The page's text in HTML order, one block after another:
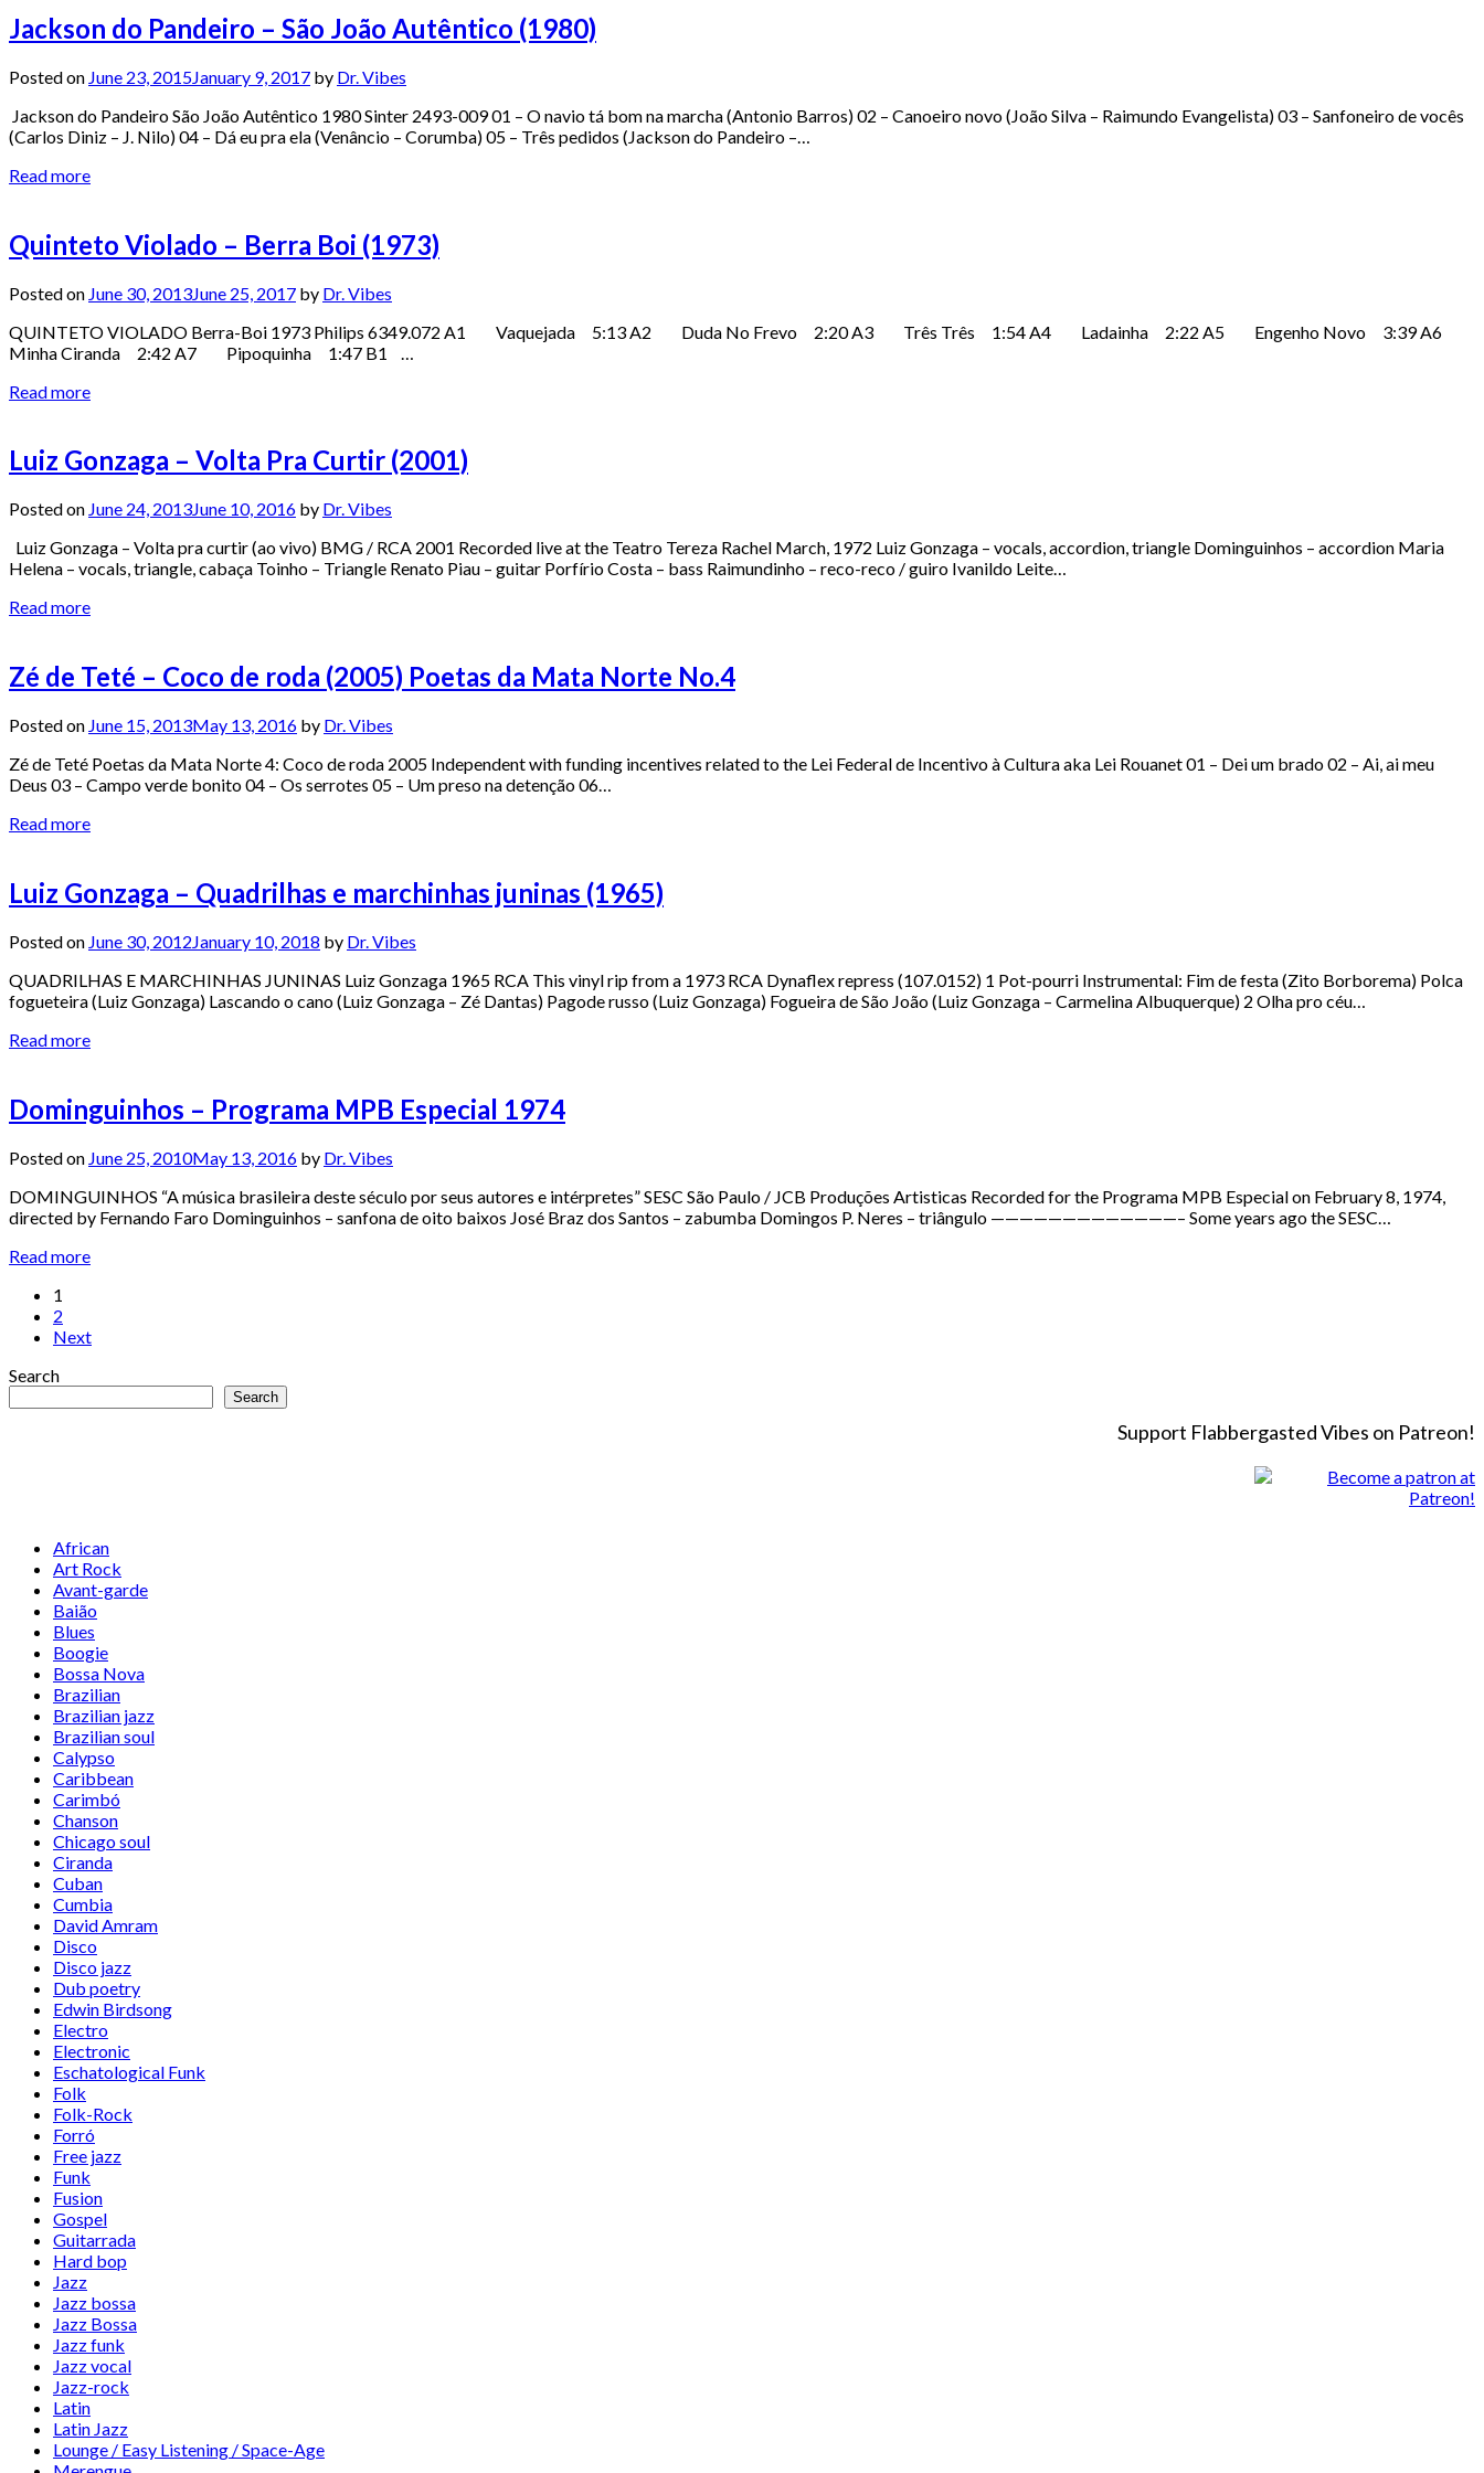
Jackson do Pandeiro – São João Autêntico (1980)
Posted on June 23, 2015January 9, 2017 by Dr. Vibes
Jackson do Pandeiro São João Autêntico 1980 Sinter 2493-009 01 – O navio tá bom na marcha (Antonio Barros) 02 – Canoeiro novo (João Silva – Raimundo Evangelista) 03 – Sanfoneiro de vocês
(Carlos Diniz – J. Nilo) 04 – Dá eu pra ela (Venâncio – Corumba) 05 – Três pedidos (Jackson do Pandeiro –…
Read more
Quinteto Violado – Berra Boi (1973)
Posted on June 30, 2013June 25, 2017 by Dr. Vibes
QUINTETO VIOLADO Berra-Boi 1973 Philips 6349.072 A1 Vaquejada 5:13 A2 Duda No Frevo 2:20 A3 Três Três 1:54 A4 Ladainha 2:22 A5 Engenho Novo 3:39 A6
Minha Ciranda 2:42 A7 Pipoquinha 1:47 B1 …
Read more
Luiz Gonzaga – Volta Pra Curtir (2001)
Posted on June 24, 2013June 10, 2016 by Dr. Vibes
Luiz Gonzaga – Volta pra curtir (ao vivo) BMG / RCA 2001 Recorded live at the Teatro Tereza Rachel March, 1972 Luiz Gonzaga – vocals, accordion, triangle Dominguinhos – accordion Maria
Helena – vocals, triangle, cabaça Toinho – Triangle Renato Piau – guitar Porfírio Costa – bass Raimundinho – reco-reco / guiro Ivanildo Leite…
Read more
Zé de Teté – Coco de roda (2005) Poetas da Mata Norte No.4
Posted on June 15, 2013May 13, 2016 by Dr. Vibes
Zé de Teté Poetas da Mata Norte 4: Coco de roda 2005 Independent with funding incentives related to the Lei Federal de Incentivo à Cultura aka Lei Rouanet 01 – Dei um brado 02 – Ai, ai meu
Deus 03 – Campo verde bonito 04 – Os serrotes 05 – Um preso na detenção 06…
Read more
Luiz Gonzaga – Quadrilhas e marchinhas juninas (1965)
Posted on June 30, 2012January 10, 2018 by Dr. Vibes
QUADRILHAS E MARCHINHAS JUNINAS Luiz Gonzaga 1965 RCA This vinyl rip from a 1973 RCA Dynaflex repress (107.0152) 1 Pot-pourri Instrumental: Fim de festa (Zito Borborema) Polca
fogueteira (Luiz Gonzaga) Lascando o cano (Luiz Gonzaga – Zé Dantas) Pagode russo (Luiz Gonzaga) Fogueira de São João (Luiz Gonzaga – Carmelina Albuquerque) 2 Olha pro céu…
Read more
Dominguinhos – Programa MPB Especial 1974
Posted on June 25, 2010May 13, 2016 by Dr. Vibes
DOMINGUINHOS “A música brasileira deste século por seus autores e intérpretes” SESC São Paulo / JCB Produções Artisticas Recorded for the Programa MPB Especial on February 8, 1974,
directed by Fernando Faro Dominguinhos – sanfona de oito baixos José Braz dos Santos – zabumba Domingos P. Neres – triângulo —————————————– Some years ago the SESC…
Read more
Posts
pagination
1
2
Next
Search
Search
Support Flabbergasted Vibes on Patreon!
African
Art Rock
Avant-garde
Baião
Blues
Boogie
Bossa Nova
Brazilian
Brazilian jazz
Brazilian soul
Calypso
Caribbean
Carimbó
Chanson
Chicago soul
Ciranda
Cuban
Cumbia
David Amram
Disco
Disco jazz
Dub poetry
Edwin Birdsong
Electro
Electronic
Eschatological Funk
Folk
Folk-Rock
Forró
Free jazz
Funk
Fusion
Gospel
Guitarrada
Hard bop
Jazz
Jazz bossa
Jazz Bossa
Jazz funk
Jazz vocal
Jazz-rock
Latin
Latin Jazz
Lounge / Easy Listening / Space-Age